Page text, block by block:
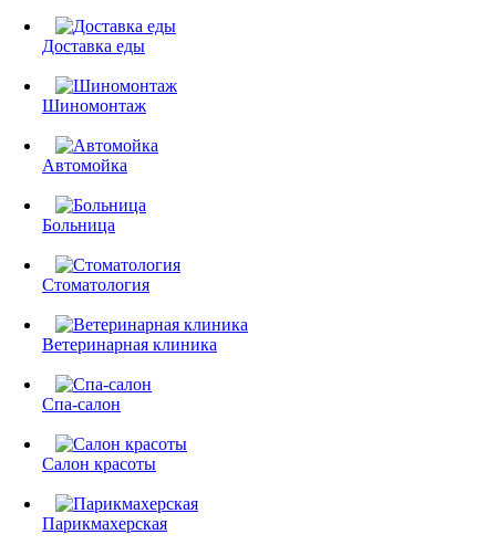
Доставка еды
Шиномонтаж
Автомойка
Больница
Стоматология
Ветеринарная клиника
Спа-салон
Салон красоты
Парикмахерская